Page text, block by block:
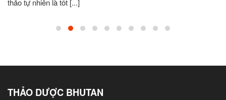
thảo tự nhiên là tốt [...]
THẢO DƯỢC BHUTAN